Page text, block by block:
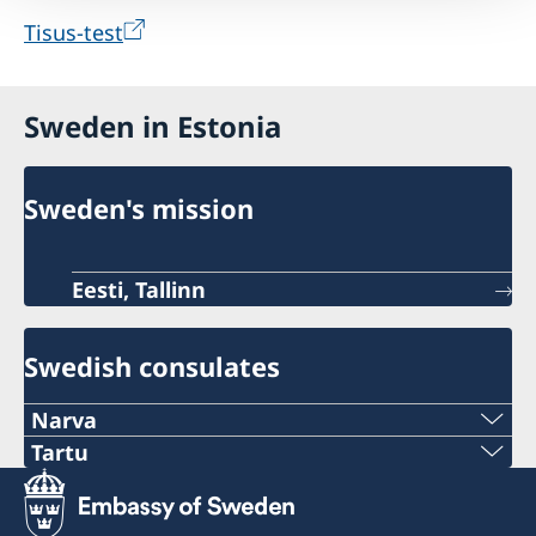
Tisus-test
Sweden in Estonia
Sweden's mission
Eesti, Tallinn
Swedish consulates
Narva
Telefon:
+372 356 5670
Tartu
Telefon: